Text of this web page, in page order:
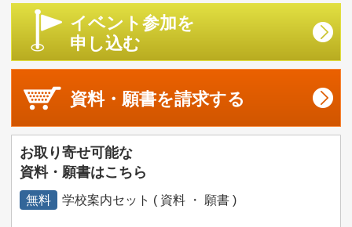
イベント参加を
申し込む
資料・願書を請求する
お取り寄せ可能な
資料・願書はこちら
無料 学校案内セット ( 資料 ・ 願書 )